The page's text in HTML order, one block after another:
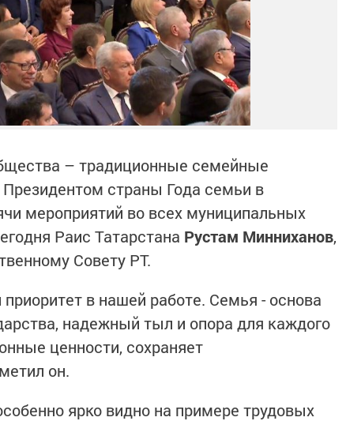
– традиционные семейные
страны Года семьи в
мероприятий во всех муниципальных
Раис Татарстана Рустам Минниханов,
Совету РТ.
в нашей работе. Семья - основа
надежный тыл и опора для каждого
ценности, сохраняет
он.
ярко видно на примере трудовых